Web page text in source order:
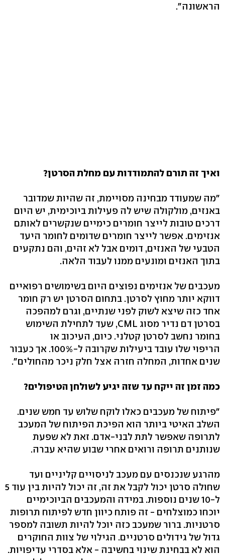
הראשונה".
ואיך זה תורם להתמודדות עם מחלת הסרטן?
"מה שמעודד מבחינה מסויימת, זה שהיות שמדובר
באנזים, מולקולה שיש לה פעילות ביוכימית, יש היום
דרכים טובות לייצר חומרים כימיים שנקשרים לאותם
אנזימים. אפשר לייצר חומרים שדומים לחומר היעד
הטבעי של האנזים, דומים אבל לא זהים, והם נתקעים
בתוך האנזים ומונעים ממנו לעבוד הלאה.
מעכבים של אנזימים נפוצים היום בשימושים רפואיים
דווקא יותר מחוץ לסרטן. בתחום הסרטן יש רק חומר
אחד כזה שיצא לשוק לפני שנתיים, וגרם למהפכה
בסרטן דם נדיר מסוג CML, שעד לתחילת השימוש
בחומר נחשב לסרטן קטלני. כיום, העיכוב או
הריפוי שלו עובד ביעילות שקרובה ל-100%. אך כעבור
שנים אחדות, המחלה חזרה אצל חלק ניכר מהחולים".
כמה זמן זה ייקח עד שזה יגיע לשולחן הטיפולים?
"פיתוח של מעכבים כאלו לוקח שלוש עד חמש שנים.
השלב האיטי ביותר הוא הפיכת הפיתוח של המעכב
לתרופה שאפשר לתת לבני-אדם. זאת לא שפעת
שנותנים תרופה ורואים אחרי שבוע שהיא עברה.
מהרגע שנכנסים עם מעכב לניסויים קליניים ועד
שחולה סרטן יכול לקבל את זה, זה יכול להיות בין עוד 5
ל-10 שנים נוספות. במידה והמעכבים הביוכימיים
יוכחו כמוצלחים - זה פותח כיוון חדש לפיתוח תרופות
סרטניות. ברור שמעכב כזה יוכל להיות תשובה למספר
גדול של גידולים סרטניים. הגילוי של צוות החוקרים
הוא לא בבחינת שינוי בחשיבה - אלא בסדרי עדיפויות.